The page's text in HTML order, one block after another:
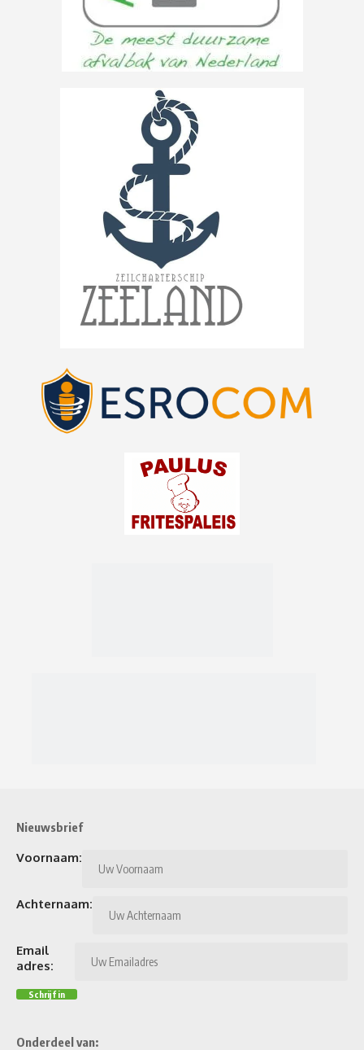
Nieuwsbrief
Voornaam:
Achternaam:
Email
adres:
Onderdeel van: